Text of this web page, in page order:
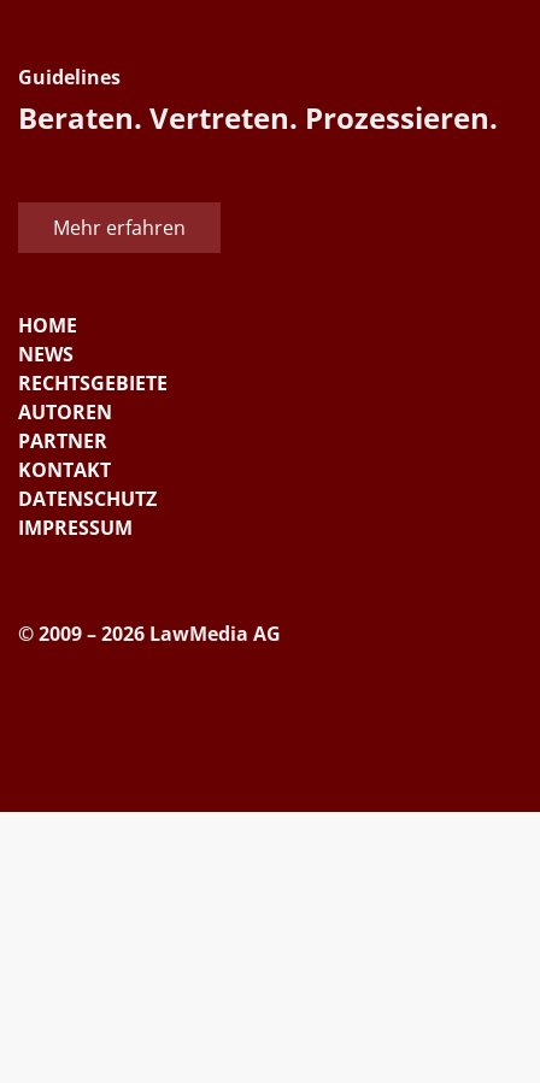
Guidelines
Beraten. Vertreten. Prozessieren.
Mehr erfahren
HOME
NEWS
RECHTSGEBIETE
AUTOREN
PARTNER
KONTAKT
DATENSCHUTZ
IMPRESSUM
© 2009 – 2026 LawMedia AG